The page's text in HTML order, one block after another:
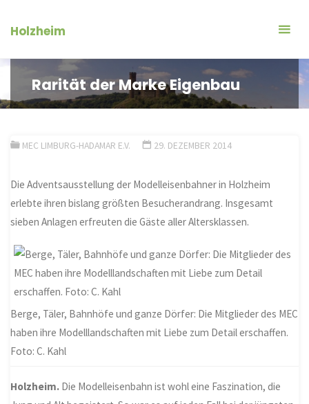
InhaltHolzheim
Rarität der Marke Eigenbau
MEC LIMBURG-HADAMAR E.V. 29. DEZEMBER 2014
Die Adventsausstellung der Modelleisenbahner in Holzheim
erlebte ihren bislang größten Besucherandrang. Insgesamt
sieben Anlagen erfreuten die Gäste aller Altersklassen.
Berge, Täler, Bahnhöfe und ganze Dörfer: Die Mitglieder des MEC
haben ihre Modelllandschaften mit Liebe zum Detail erschaffen.
Foto: C. Kahl
Holzheim. Die Modelleisenbahn ist wohl eine Faszination, die